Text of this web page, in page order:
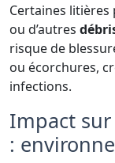
Certaines
ou d’autres
risque de
ou écorchures,
infections.
Impact
: